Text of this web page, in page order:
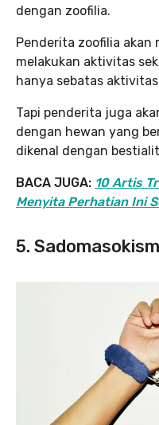
dengan zoofilia.
Penderita zoofilia akan
melakukan aktivitas
hanya sebatas
Tapi penderita juga
dengan hewan yang
dikenal dengan
BACA JUGA: 10 Artis
Menyita Perhatian Ini
5.